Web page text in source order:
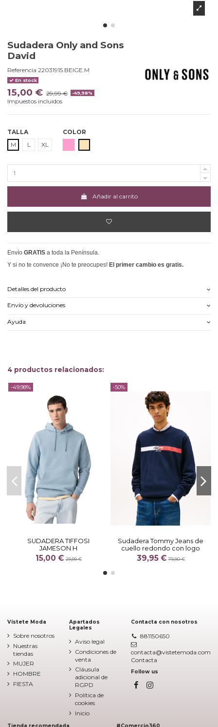
Sudadera Only and Sons
David
Referencia 22031915.BEIGE.M
En stock
15,00 € 29,99 € -49,98%
Impuestos incluidos
TALLA
M
L XL
COLOR
Añadir al carrito
Envío GRATIS a toda la Península.
Y si no te convence ¡No te preocupes! El primer cambio es gratis.
Detalles del producto
Envío y devoluciones
Ayuda
4 productos relacionados:
-49,98%
SUDADERA TIFFOSI
JAMESON H
15,00 €29,99 €
-50%
Sudadera Tommy Jeans de
cuello redondo con logo
39,95 €79,90 €
Vístete Moda
Sobre nosotros
Nuestras
tiendas
MUJER
HOMBRE
FIESTA
Apartados
Legales
Aviso legal
Condiciones de
venta
Cláusula
adicional de
RGPD
Política de
cookies
Inicio
Contacta con nosotros
881150650
contacta@vistetemoda.com
Contacta
Follow us